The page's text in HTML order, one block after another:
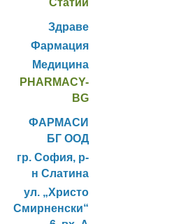
Статии
Здраве
Фармация
Медицина
PHARMACY-
BG
ФАРМАСИ
БГ ООД
гр. София, р-
н Слатина
ул. „Христо
Смирненски“